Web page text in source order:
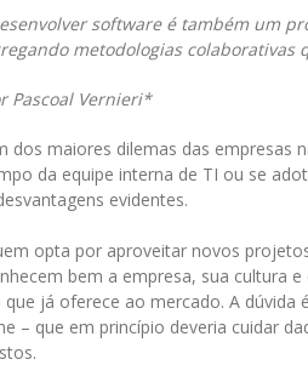
software é também um
metodologias colaborativas
Pascoal Vernieri*
dos maiores dilemas das empresas
da equipe interna de TI ou se
evidentes.
opta por aproveitar novos
bem a empresa, sua cultura
que já oferece ao mercado. A dúvida
– que em princípio deveria cuidar